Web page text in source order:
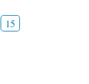
15